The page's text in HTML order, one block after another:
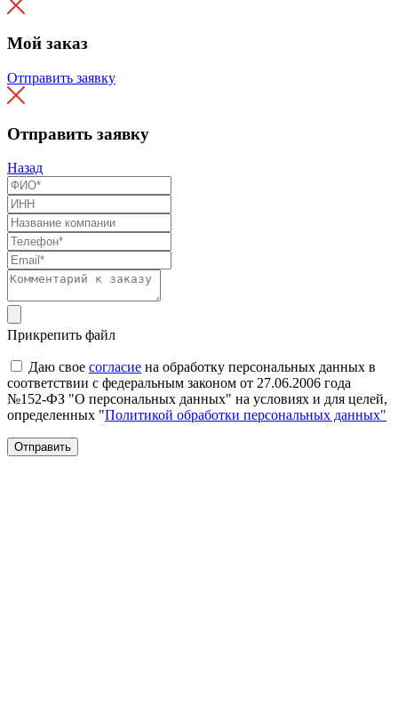
Мой заказ
Отправить заявку
Отправить заявку
Назад
Прикрепить файл
Даю свое согласие на обработку персональных данных в
соответствии с федеральным законом от 27.06.2006 года
№152-ФЗ "О персональных данных" на условиях и для целей,
определенных "Политикой обработки персональных данных"
Отправить